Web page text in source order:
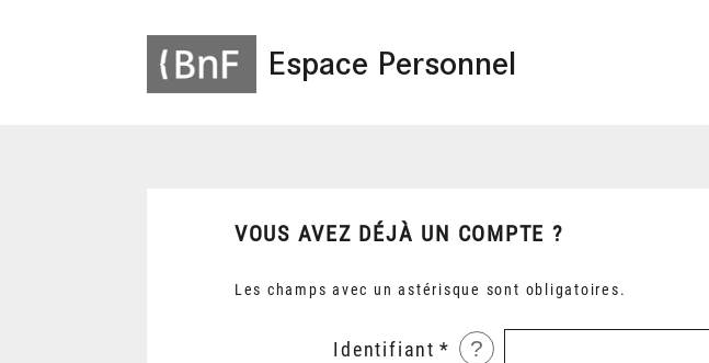
Espace Personnel
VOUS AVEZ DÉJÀ UN COMPTE ?
Les champs avec un astérisque sont obligatoires.
Identifiant ?